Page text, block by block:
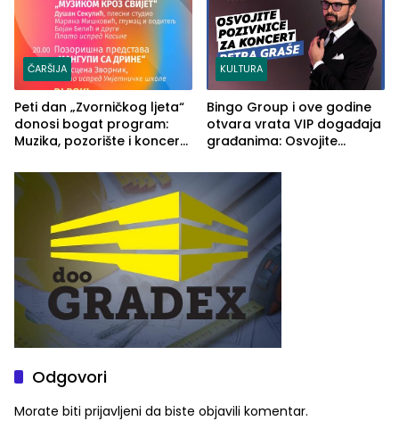
ČARŠIJA
Peti dan „Zvorničkog ljeta“
donosi bogat program:
Muzika, pozorište i koncert
KULTURA
Bingo Group i ove godine
otvara vrata VIP događaja
građanima: Osvojite
Graše
Odgovori
Morate biti prijavljeni da biste objavili komentar.